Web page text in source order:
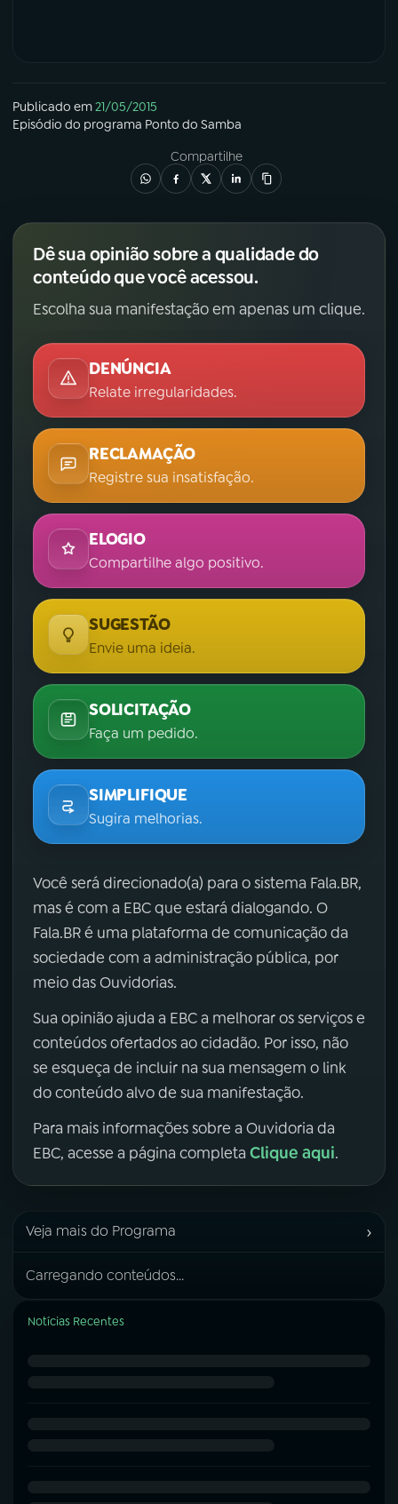
Publicado em21/05/2015
Episódio do programa Ponto do Samba
Compartilhe
Dê sua opinião sobre a qualidade do
conteúdo que você acessou.
Escolha sua manifestação em apenas um clique.
DENÚNCIA
Relate irregularidades.
RECLAMAÇÃO
Registre sua insatisfação.
ELOGIO
Compartilhe algo positivo.
SUGESTÃO
Envie uma ideia.
SOLICITAÇÃO
Faça um pedido.
SIMPLIFIQUE
Sugira melhorias.
Você será direcionado(a) para o sistema Fala.BR,
mas é com a EBC que estará dialogando. O
Fala.BR é uma plataforma de comunicação da
sociedade com a administração pública, por
meio das Ouvidorias.
Sua opinião ajuda a EBC a melhorar os serviços e
conteúdos ofertados ao cidadão. Por isso, não
se esqueça de incluir na sua mensagem o link
do conteúdo alvo de sua manifestação.
Para mais informações sobre a Ouvidoria da
EBC, acesse a página completa Clique aqui.
Veja mais do Programa ›
Carregando conteúdos...
Notícias Recentes